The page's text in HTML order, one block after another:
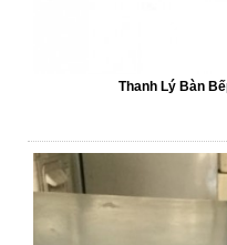
Thanh Lý Bàn